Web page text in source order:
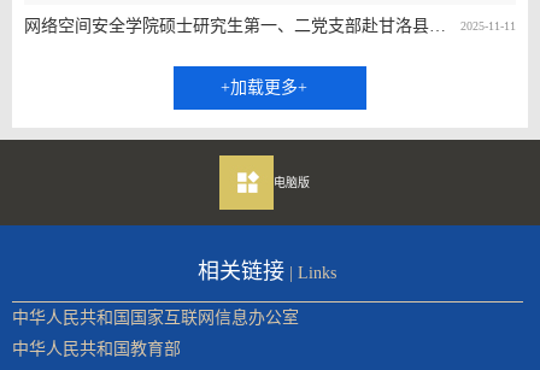
2025-11-11
+加载更多+
电脑版
相关链接 | Links
中华人民共和国国家互联网信息办公室
中华人民共和国教育部